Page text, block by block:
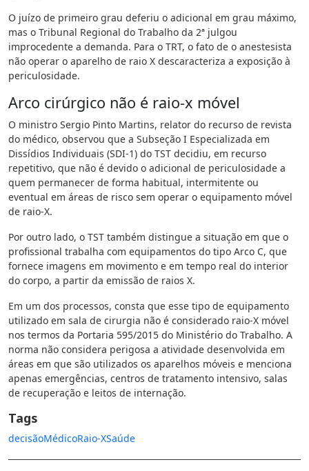
O juízo de primeiro grau deferiu o adicional em grau máximo,
mas o Tribunal Regional do Trabalho da 2ª julgou
improcedente a demanda. Para o TRT, o fato de o anestesista
não operar o aparelho de raio X descaracteriza a exposição à
periculosidade.
Arco cirúrgico não é raio-x móvel
O ministro Sergio Pinto Martins, relator do recurso de revista
do médico, observou que a Subseção I Especializada em
Dissídios Individuais (SDI-1) do TST decidiu, em recurso
repetitivo, que não é devido o adicional de periculosidade a
quem permanecer de forma habitual, intermitente ou
eventual em áreas de risco sem operar o equipamento móvel
de raio-X.
Por outro lado, o TST também distingue a situação em que o
profissional trabalha com equipamentos do tipo Arco C, que
fornece imagens em movimento e em tempo real do interior
do corpo, a partir da emissão de raios X.
Em um dos processos, consta que esse tipo de equipamento
utilizado em sala de cirurgia não é considerado raio-X móvel
nos termos da Portaria 595/2015 do Ministério do Trabalho. A
norma não considera perigosa a atividade desenvolvida em
áreas em que são utilizados os aparelhos móveis e menciona
apenas emergências, centros de tratamento intensivo, salas
de recuperação e leitos de internação.
Tags
decisãoMédicoRaio-XSaúde